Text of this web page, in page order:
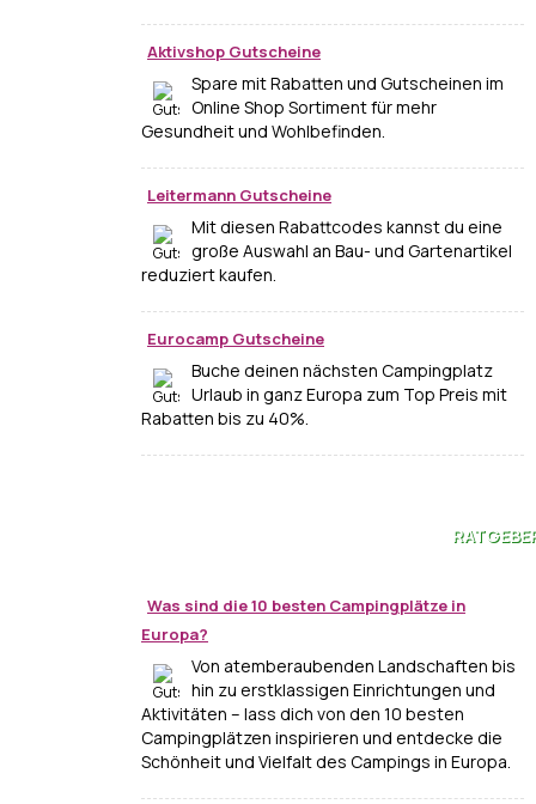
Aktivshop Gutscheine
Spare mit Rabatten und Gutscheinen im
Online Shop Sortiment für mehr
Gesundheit und Wohlbefinden.
Leitermann Gutscheine
Mit diesen Rabattcodes kannst du eine
große Auswahl an Bau- und Gartenartikel
reduziert kaufen.
Eurocamp Gutscheine
Buche deinen nächsten Campingplatz
Urlaub in ganz Europa zum Top Preis mit
Rabatten bis zu 40%.
Was sind die 10 besten Campingplätze in
Europa?
Von atemberaubenden Landschaften bis
hin zu erstklassigen Einrichtungen und
Aktivitäten – lass dich von den 10 besten
Campingplätzen inspirieren und entdecke die
Schönheit und Vielfalt des Campings in Europa.